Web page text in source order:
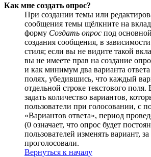
Как мне создать опрос?
При создании темы или
сообщения темы щёлкните на
форму Создать опрос под
создания сообщения, в
стиля; если вы не видите такой
вы не имеете прав на создание
и как минимум два варианта
полях, убедившись, что каждый
отдельной строке текстового
задать количество вариантов,
пользователи при голосовании, с
«Вариантов ответа», период
(0 означает, что опрос будет
пользователей изменять вариант,
проголосовали.
Вернуться к началу